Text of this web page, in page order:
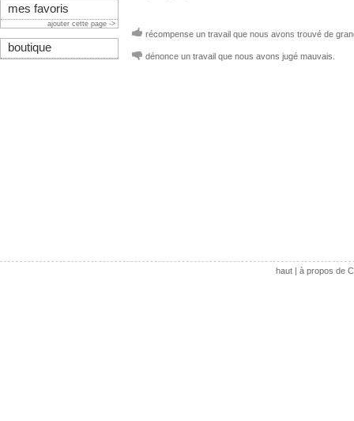
récompense un travail que nous avons trouvé de
dénonce un travail que nous avons jugé mauvais.
mes favoris
ajouter cette page ->
boutique
haut| à propos de